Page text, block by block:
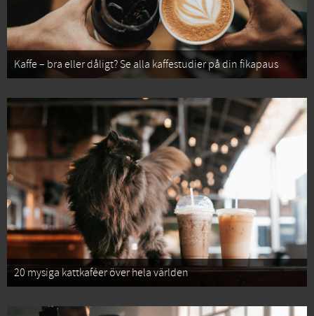
Kaffe – bra eller dåligt? Se alla kaffestudier på din fikapaus
20 mysiga kattkaféer över hela världen